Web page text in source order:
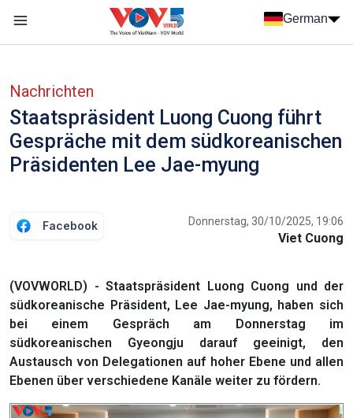
German
Nachrichten
Staatspräsident Luong Cuong führt
Gespräche mit dem südkoreanischen
Präsidenten Lee Jae-myung
Facebook Donnerstag, 30/10/2025, 19:06
Viet Cuong
(VOVWORLD) - Staatspräsident Luong Cuong und der
südkoreanische Präsident, Lee Jae-myung, haben sich
bei einem Gespräch am Donnerstag im
südkoreanischen Gyeongju darauf geeinigt, den
Austausch von Delegationen auf hoher Ebene und allen
Ebenen über verschiedene Kanäle weiter zu fördern.